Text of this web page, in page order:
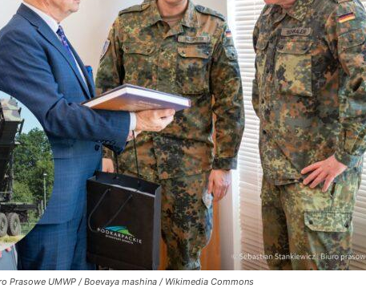
Prasowe UMWP / Boevaya mashina / Wikimedia Commons